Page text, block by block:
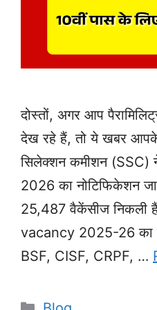
दोस्तों, अगर आप
देख रहे हैं, तो ये खबर
सिलेक्शन कमीशन
2026 का नोटिफिकेशन
25,487 वैकेंसीज निकली
vacancy 2025-26 का
BSF, CISF, CRPF, …
Categories